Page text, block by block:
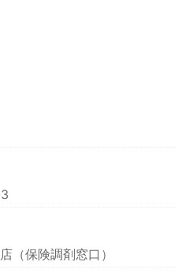
（保険調剤窓口）